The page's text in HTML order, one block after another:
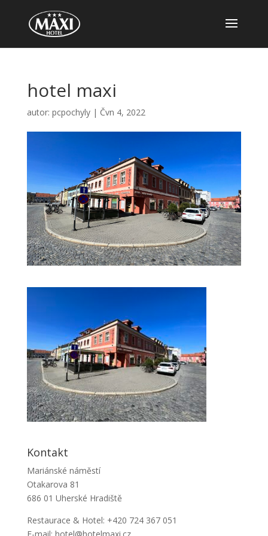
hotel maxi
autor: pcpochyly| Čvn 4, 2022
Kontakt
Mariánské náměstí
Otakarova 81
686 01 Uherské Hradiště
Restaurace & Hotel: +420 724 367 051